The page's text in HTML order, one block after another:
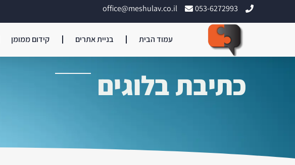
053-6272993
office@meshulav.co.il
עמוד הבית בניית אתרים קידום ממומן
כתיבת בלוגים